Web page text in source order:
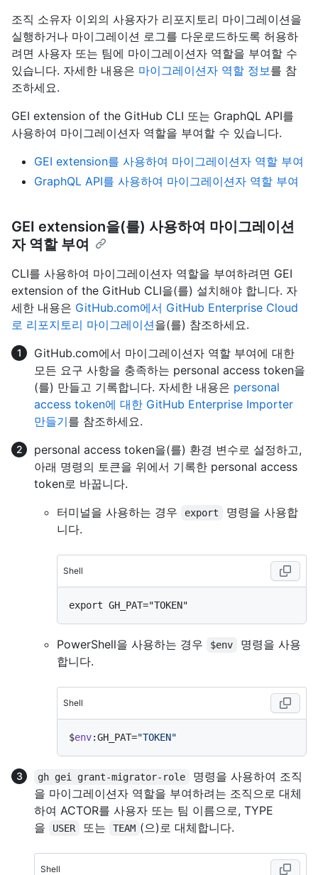
조직 소유자 이외의 사용자가 리포지토리 마이그레이션을
실행하거나 마이그레이션 로그를 다운로드하도록 허용하
려면 사용자 또는 팀에 마이그레이션자 역할을 부여할 수
있습니다. 자세한 내용은 마이그레이션자 역할 정보 를 참
조하세요.
GEI extension of the GitHub CLI 또는 GraphQL API를
사용하여 마이그레이션자 역할을 부여할 수 있습니다.
GEI extension를 사용하여 마이그레이션자 역할 부여
GraphQL API를 사용하여 마이그레이션자 역할 부여
GEI extension을(를) 사용하여 마이그레이션
자 역할 부여
CLI를 사용하여 마이그레이션자 역할을 부여하려면 GEI
extension of the GitHub CLI을(를) 설치해야 합니다. 자
세한 내용은 GitHub.com에서 GitHub Enterprise Cloud
로 리포지토리 마이그레이션을(를) 참조하세요.
GitHub.com에서 마이그레이션자 역할 부여에 대한
모든 요구 사항을 충족하는 personal access token을
(를) 만들고 기록합니다. 자세한 내용은 personal
access token에 대한 GitHub Enterprise Importer
만들기를 참조하세요.
personal access token을(를) 환경 변수로 설정하고,
아래 명령의 토큰을 위에서 기록한 personal access
token로 바꿉니다.
터미널을 사용하는 경우
export
명령을 사용합
니다.
Shell
PowerShell을 사용하는 경우 $env
명령을 사용
합니다.
Shell
$env:GH_PAT="TOKEN"
gh gei grant-migrator-role
명령을 사용하여 조직
을 마이그레이션자 역할을 부여하려는 조직으로 대체
하여 ACTOR를 사용자 또는 팀 이름으로, TYPE
을
USER 또는 TEAM (으)로 대체합니다.
Shell